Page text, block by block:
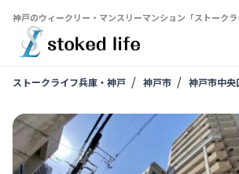
神戸のウィークリー・マンスリーマンション「ストークラ
ストークライフ兵庫・神戸 神戸市 神戸市中央